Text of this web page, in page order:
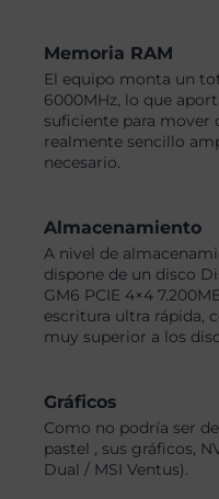
Memoria RAM
El equipo monta un
6000MHz, lo que
suficiente para mover
realmente sencillo
necesario.
Almacenamiento
A nivel de
dispone de un disco
GM6 PCIE 4×4
escritura ultra rápida,
muy superior a los
Gráficos
Como no podría ser
pastel , sus gráficos,
Dual / MSI Ventus).